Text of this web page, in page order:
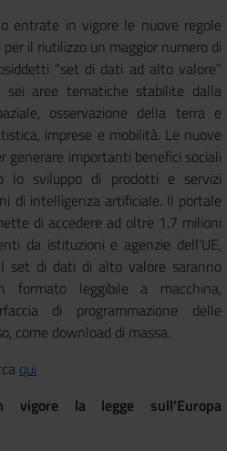
entrate in vigore le nuove regole
il riutilizzo un maggior numero di
“set di dati ad alto valore”
sei aree tematiche stabilite dalla
osservazione della terra e
imprese e mobilità. Le nuove
generare importanti benefici sociali
lo sviluppo di prodotti e servizi
di intelligenza artificiale. Il portale
di accedere ad oltre 1,7 milioni
da istituzioni e agenzie dell'UE,
set di dati di alto valore saranno
formato leggibile a macchina,
di programmazione delle
come download di massa.
qui
la legge sull'Europa